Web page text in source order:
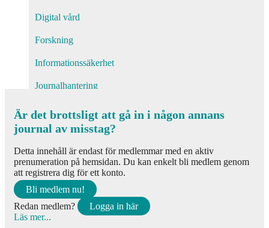
Digital vård
Forskning
Informationssäkerhet
Journalhantering
Läkemedel
Legitimation
Minderåriga
Patientens rättigheter
Säker kommunikation
Samtycke
Är det brottsligt att gå in i någon annans
journal av misstag?
Detta innehåll är endast för medlemmar med en aktiv
prenumeration på hemsidan. Du kan enkelt bli medlem genom
att registrera dig för ett konto.
Bli medlem nu!
Redan medlem?
Logga in här
Läs mer...